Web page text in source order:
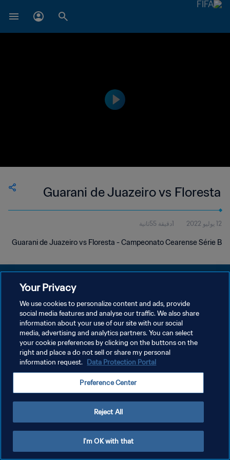
Guarani de Juazeiro vs Floresta
12 يوليو 2022 1دقيقة 55ثانية
Guarani de Juazeiro vs Floresta - Campeonato Cearense Série B
سياسة الخصوصية
شروط الخدمة
إدارة تفضيلات ملفات تعريف الارتباط
Your Privacy
We use cookies to personalize content and ads, provide
social media features and analyse our traffic. We also share
information about your use of our site with our social
media, advertising and analytics partners. You can select
your cookie preferences by clicking on the buttons on the
right and place a do not sell or share my personal
information request. Data Protection Portal
Preference Center
Reject All
I'm OK with that